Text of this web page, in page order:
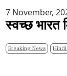
7 November,
स्वच्छ भारत
Breaking News Hindi